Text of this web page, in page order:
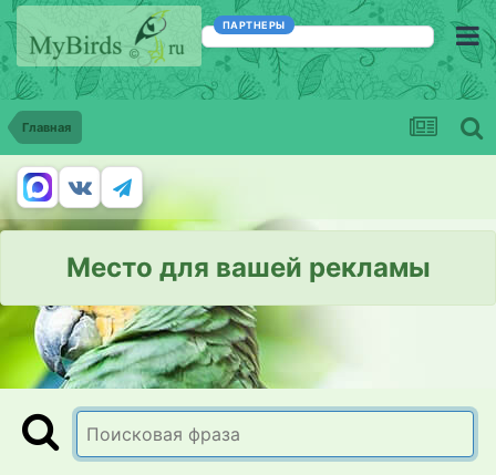
ПАРТНЕРЫ
Главная
Место для вашей рекламы